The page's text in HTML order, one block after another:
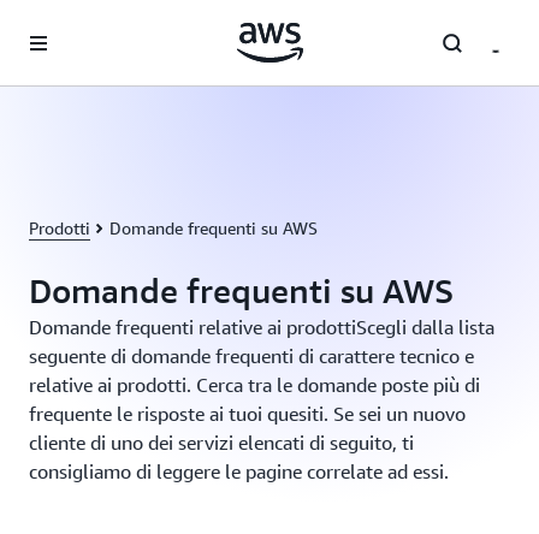
Prodotti Domande frequenti su AWS
Domande frequenti su AWS
Domande frequenti relative ai prodottiScegli dalla lista
seguente di domande frequenti di carattere tecnico e
relative ai prodotti. Cerca tra le domande poste più di
frequente le risposte ai tuoi quesiti. Se sei un nuovo
cliente di uno dei servizi elencati di seguito, ti
consigliamo di leggere le pagine correlate ad essi.